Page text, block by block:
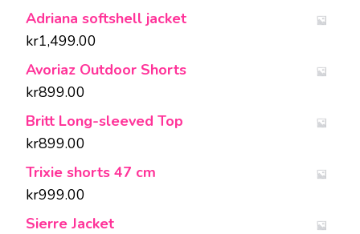
Adriana softshell jacket
kr1,499.00
Avoriaz Outdoor Shorts
kr899.00
Britt Long-sleeved Top
kr899.00
Trixie shorts 47 cm
kr999.00
Sierre Jacket